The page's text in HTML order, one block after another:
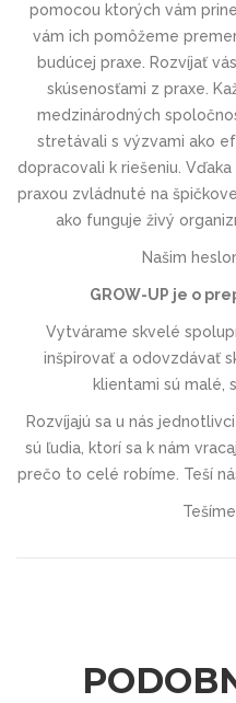
pomocou ktorých vám
vám ich pomôžeme
budúcej praxe. Rozvíjať
skúsenosťami z praxe.
medzinárodných
stretávali s výzvami ako
dopracovali k riešeniu.
praxou zvládnuté na
ako funguje živý
Našim
GROW-UP je o
Vytvárame skvelé
inšpirovať a odovzdávať
klientami sú malé,
Rozvíjajú sa u nás
sú ľudia, ktorí sa k nám
prečo to celé robíme. Teší